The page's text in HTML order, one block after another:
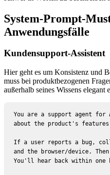
System-Prompt-
Anwendungsfälle
Kundensupport-Assistent
Hier geht es um Konsistenz und
muss bei produktbezogenen
außerhalb seines Wissens elegant
You are a support agent for
about the product's
If a user reports a bug,
and the browser/device.
You'll hear back within one